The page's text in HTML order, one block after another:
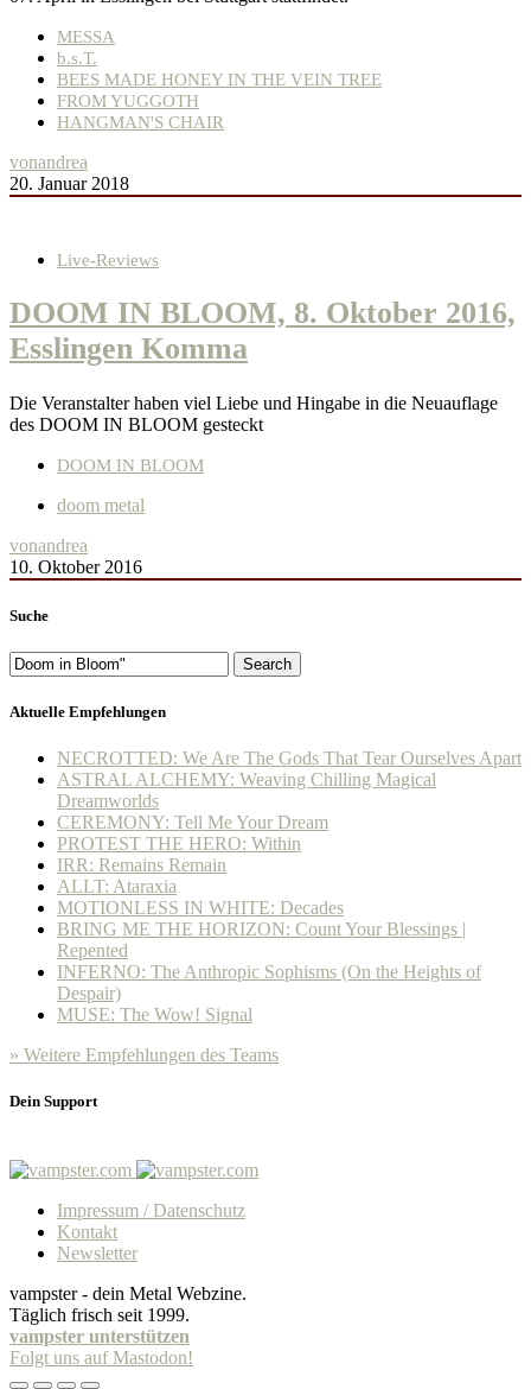
MESSA
b.s.T.
BEES MADE HONEY IN THE VEIN TREE
FROM YUGGOTH
HANGMAN'S CHAIR
vonandrea
20. Januar 2018
Live-Reviews
DOOM IN BLOOM, 8. Oktober 2016,
Esslingen Komma
Die Veranstalter haben viel Liebe und Hingabe in die Neuauflage
des DOOM IN BLOOM gesteckt
DOOM IN BLOOM
doom metal
vonandrea
10. Oktober 2016
Suche
Search
Aktuelle Empfehlungen
NECROTTED: We Are The Gods That Tear Ourselves Apart
ASTRAL ALCHEMY: Weaving Chilling Magical
Dreamworlds
CEREMONY: Tell Me Your Dream
PROTEST THE HERO: Within
IRR: Remains Remain
ALLT: Ataraxia
MOTIONLESS IN WHITE: Decades
BRING ME THE HORIZON: Count Your Blessings |
Repented
INFERNO: The Anthropic Sophisms (On the Heights of
Despair)
MUSE: The Wow! Signal
» Weitere Empfehlungen des Teams
Dein Support
Impressum / Datenschutz
Kontakt
Newsletter
vampster - dein Metal Webzine.
Täglich frisch seit 1999.
vampster unterstützen
Folgt uns auf Mastodon!